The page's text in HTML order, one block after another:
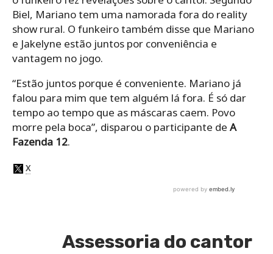
Biel, Mariano tem uma namorada fora do reality
show rural. O funkeiro também disse que Mariano
e Jakelyne estão juntos por conveniência e
vantagem no jogo.
“Estão juntos porque é conveniente. Mariano já
falou para mim que tem alguém lá fora. É só dar
tempo ao tempo que as máscaras caem. Povo
morre pela boca”, disparou o participante de A
Fazenda 12.
Assessoria do cantor